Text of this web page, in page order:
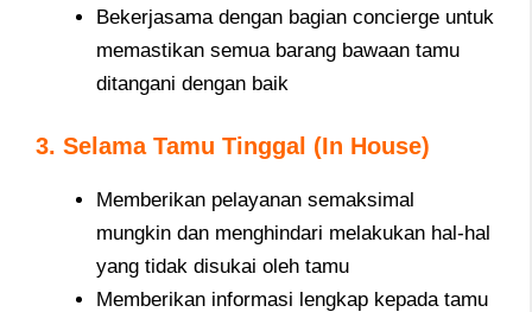
Bekerjasama dengan bagian concierge untuk
memastikan semua barang bawaan tamu
ditangani dengan baik
3. Selama Tamu Tinggal (In House)
Memberikan pelayanan semaksimal
mungkin dan menghindari melakukan hal-hal
yang tidak disukai oleh tamu
Memberikan informasi lengkap kepada tamu